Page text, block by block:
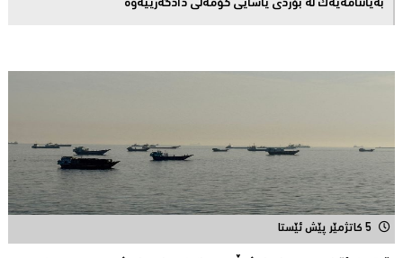
بەیاننامەیەک لە بۆردی یاسایی کۆمەڵی دادگەرییەوە
5 کاتژمێر پێش ئێستا